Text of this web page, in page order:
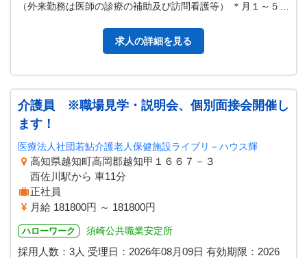
（外来勤務は医師の診療の補助及び訪問看護等） ＊月１～５回
求人の詳細を見る
介護員 ※職場見学・説明会、個別面接会開催し
ます！
医療法人社団若鮎介護老人保健施設ライブリ－ハウス輝
高知県越知町高岡郡越知甲１６６７－３
西佐川駅から 車11分
正社員
月給 181800円 ～ 181800円
ハローワーク 須崎公共職業安定所
採用人数：3人 受理日： 2026年08月09日 有効期限： 2026